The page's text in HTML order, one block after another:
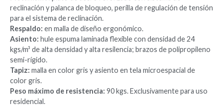
reclinación y palanca de bloqueo, perilla de regulación de tensión
para el sistema de reclinación.
Respaldo: en malla de diseño ergonómico.
Asiento: hule espuma laminada flexible con densidad de 24
kgs/m³ de alta densidad y alta resilencia; brazos de polipropileno
semi-rígido.
Tapiz: malla en color gris y asiento en tela microespacial de
color gris.
Peso máximo de resistencia: 90 kgs. Exclusivamente para uso
residencial.